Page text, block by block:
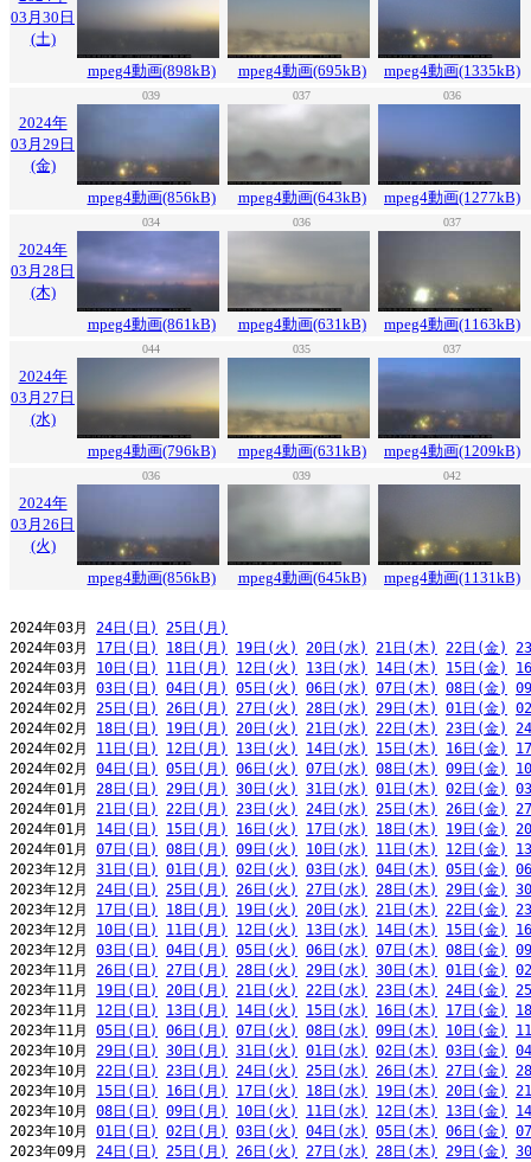
03月30日
(土)
mpeg4動画(898kB)
mpeg4動画(695kB) mpeg4動画(1335kB)
039 037 036
2024年
03月29日
(金)
mpeg4動画(856kB)
mpeg4動画(643kB) mpeg4動画(1277kB)
034 036 037
2024年
03月28日
(木)
mpeg4動画(861kB)
mpeg4動画(631kB) mpeg4動画(1163kB)
044 035 037
2024年
03月27日
(水)
mpeg4動画(796kB)
mpeg4動画(631kB) mpeg4動画(1209kB)
036 039 042
2024年
03月26日
(火)
mpeg4動画(856kB)
mpeg4動画(645kB) mpeg4動画(1131kB)
2024年03月 24日(日)
25日(月)
2024年03月 17日(日) 18日(月) 19日(火) 20日(水) 21日(木) 22日(金)
2024年03月 10日(日) 11日(月) 12日(火) 13日(水) 14日(木) 15日(金)
2024年03月 03日(日) 04日(月) 05日(火) 06日(水) 07日(木) 08日(金)
2024年02月 25日(日) 26日(月) 27日(火) 28日(水) 29日(木) 01日(金)
2024年02月 18日(日) 19日(月) 20日(火) 21日(水) 22日(木) 23日(金)
2024年02月 11日(日) 12日(月) 13日(火) 14日(水) 15日(木) 16日(金)
2024年02月 04日(日) 05日(月) 06日(火) 07日(水) 08日(木) 09日(金)
2024年01月 28日(日) 29日(月) 30日(火) 31日(水) 01日(木) 02日(金)
2024年01月 21日(日) 22日(月) 23日(火) 24日(水) 25日(木) 26日(金)
2024年01月 14日(日) 15日(月) 16日(火) 17日(水) 18日(木) 19日(金)
2024年01月 07日(日) 08日(月) 09日(火) 10日(水) 11日(木) 12日(金)
2023年12月 31日(日) 01日(月) 02日(火) 03日(水) 04日(木) 05日(金)
2023年12月 24日(日) 25日(月) 26日(火) 27日(水) 28日(木) 29日(金)
2023年12月 17日(日) 18日(月) 19日(火) 20日(水) 21日(木) 22日(金)
2023年12月 10日(日) 11日(月) 12日(火) 13日(水) 14日(木) 15日(金)
2023年12月 03日(日) 04日(月) 05日(火) 06日(水) 07日(木) 08日(金)
2023年11月 26日(日) 27日(月) 28日(火) 29日(水) 30日(木) 01日(金)
2023年11月 19日(日) 20日(月) 21日(火) 22日(水) 23日(木) 24日(金)
2023年11月 12日(日) 13日(月) 14日(火) 15日(水) 16日(木) 17日(金)
2023年11月 05日(日) 06日(月) 07日(火) 08日(水) 09日(木) 10日(金)
2023年10月 29日(日) 30日(月) 31日(火) 01日(水) 02日(木) 03日(金)
2023年10月 22日(日) 23日(月) 24日(火) 25日(水) 26日(木) 27日(金)
2023年10月 15日(日) 16日(月) 17日(火) 18日(水) 19日(木) 20日(金)
2023年10月 08日(日) 09日(月) 10日(火) 11日(水) 12日(木) 13日(金)
2023年10月 01日(日) 02日(月) 03日(火) 04日(水) 05日(木) 06日(金)
2023年09月 24日(日) 25日(月) 26日(火) 27日(水) 28日(木) 29日(金)